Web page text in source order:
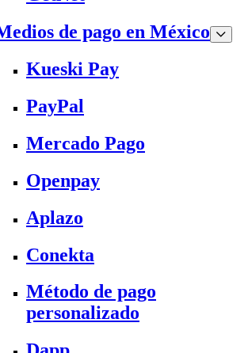
de pago en México
Kueski Pay
PayPal
Mercado Pago
Openpay
Aplazo
Conekta
Método de pago
personalizado